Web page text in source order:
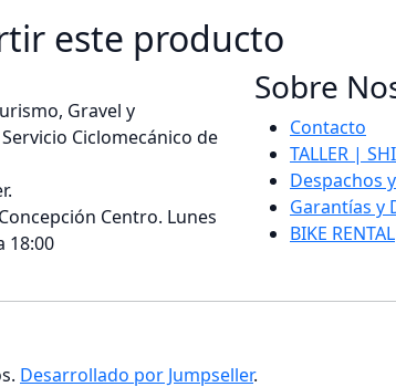
este producto
Gravel y
Ciclomecánico de
Centro. Lunes
18:00
Sobre
Contacto
TALLER |
Despachos
Garantías y
BIKE RENTAL
Desarrollado por Jumpseller.